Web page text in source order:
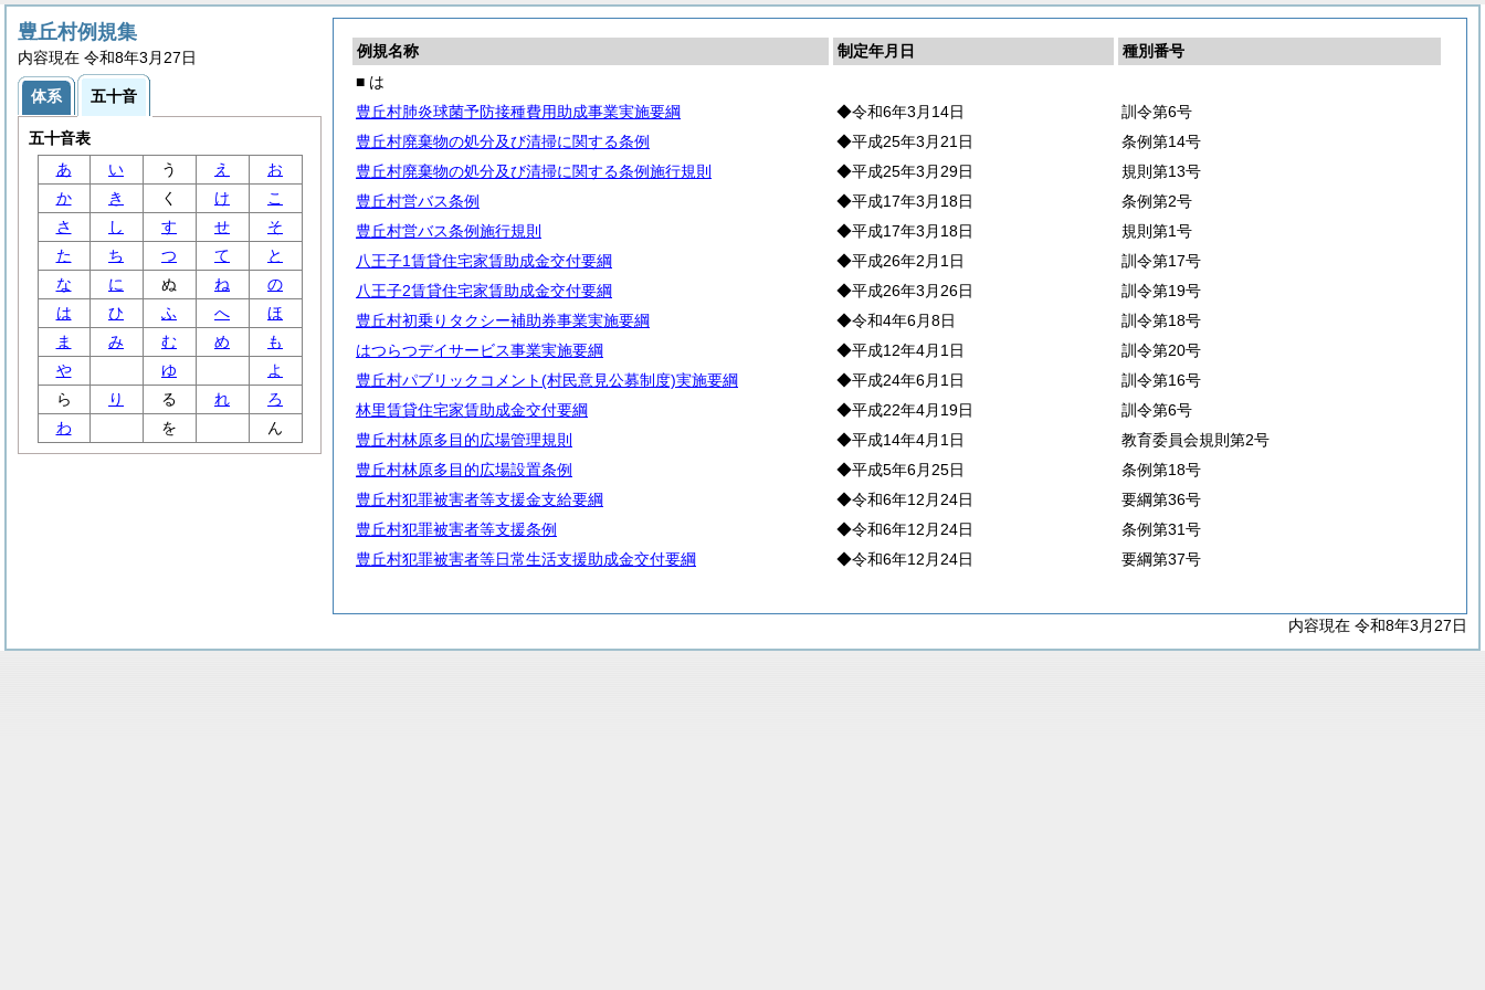
例規名称 制定年月日
種別番号
■ は
豊丘村肺炎球菌予防接種費用助成事業実施要綱
◆令和6年3月14日
訓令第6号
豊丘村廃棄物の処分及び清掃に関する条例
◆平成25年3月21日
条例第14号
豊丘村廃棄物の処分及び清掃に関する条例施行規則
◆平成25年3月29日
規則第13号
豊丘村営バス条例
◆平成17年3月18日
条例第2号
豊丘村営バス条例施行規則
◆平成17年3月18日
規則第1号
八王子1賃貸住宅家賃助成金交付要綱
◆平成26年2月1日
訓令第17号
八王子2賃貸住宅家賃助成金交付要綱
◆平成26年3月26日
訓令第19号
豊丘村初乗りタクシー補助券事業実施要綱
◆令和4年6月8日
訓令第18号
はつらつデイサービス事業実施要綱
◆平成12年4月1日
訓令第20号
豊丘村パブリックコメント(村民意見公募制度)実施要綱
◆平成24年6月1日
訓令第16号
林里賃貸住宅家賃助成金交付要綱
◆平成22年4月19日
訓令第6号
豊丘村林原多目的広場管理規則
◆平成14年4月1日
教育委員会規則第2号
豊丘村林原多目的広場設置条例
◆平成5年6月25日
条例第18号
豊丘村犯罪被害者等支援金支給要綱
◆令和6年12月24日
要綱第36号
豊丘村犯罪被害者等支援条例
◆令和6年12月24日
条例第31号
豊丘村犯罪被害者等日常生活支援助成金交付要綱
◆令和6年12月24日 要綱第37号
内容現在 令和8年3月27日
豊丘村例規集
内容現在 令和8年3月27日
体系 五十音
五十音表
あ
い う え
お
か
き く け
こ
さ
し す せ
そ
た
ち つ て
と
な
に ぬ ね
の
は
ひ ふ へ
ほ
ま
み む め
も
や
ゆ
よ
ら
り る れ
ろ
わ
を ん